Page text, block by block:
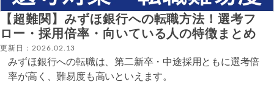
【超難関】みずほ銀行への転職方法！選考フ
ロー・採用倍率・向いている人の特徴まとめ
更新日：2026.02.13
みずほ銀行への転職は、第二新卒・中途採用ともに選考倍
率が高く、難易度も高いといえます。